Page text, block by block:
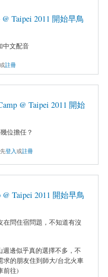
Taipei 2011 開始早鳥
中文配音
或註冊
@ Taipei 2011 開始
位擔任？
登入或註冊
Taipei 2011 開始早鳥
在問住宿問題，不知道有沒
週邊似乎真的選擇不多，不
求的朋友住到師大/台北火車
前往)